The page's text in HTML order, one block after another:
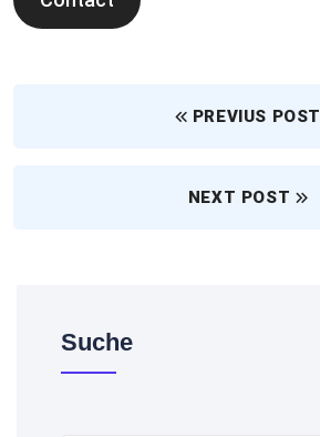
PREVIUS POST
NEXT POST
Suche